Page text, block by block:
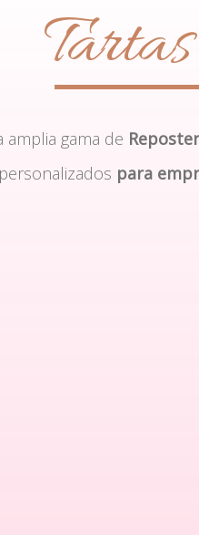
gama de
para